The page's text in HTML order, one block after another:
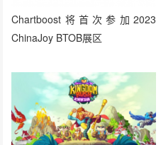
Chartboost将首次参加2023
ChinaJoy BTOB展区